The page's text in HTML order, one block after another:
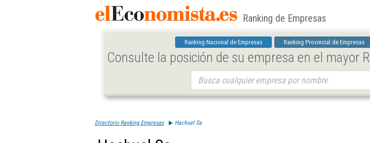
Ranking de Empresas
Ranking Nacional de Empresas Ranking Provincial de Empresas
Consulte la posición de su empresa en el mayor
Directorio Ranking Empresas Hachuel Sa